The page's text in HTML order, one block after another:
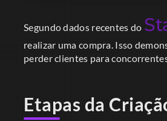
Segundo dados recentes do
realizar uma compra. Isso
perder clientes para
Etapas da